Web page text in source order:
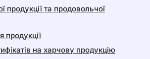
продукції та продовольчої
продукції
на харчову продукцію